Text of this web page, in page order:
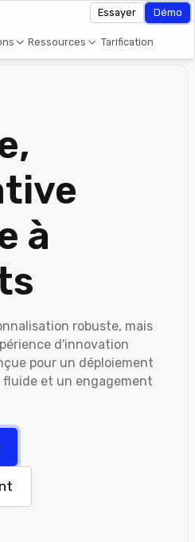
Ressources Tarification
Essayer Démo
à
robuste, mais
d'innovation
pour un déploiement
et un engagement